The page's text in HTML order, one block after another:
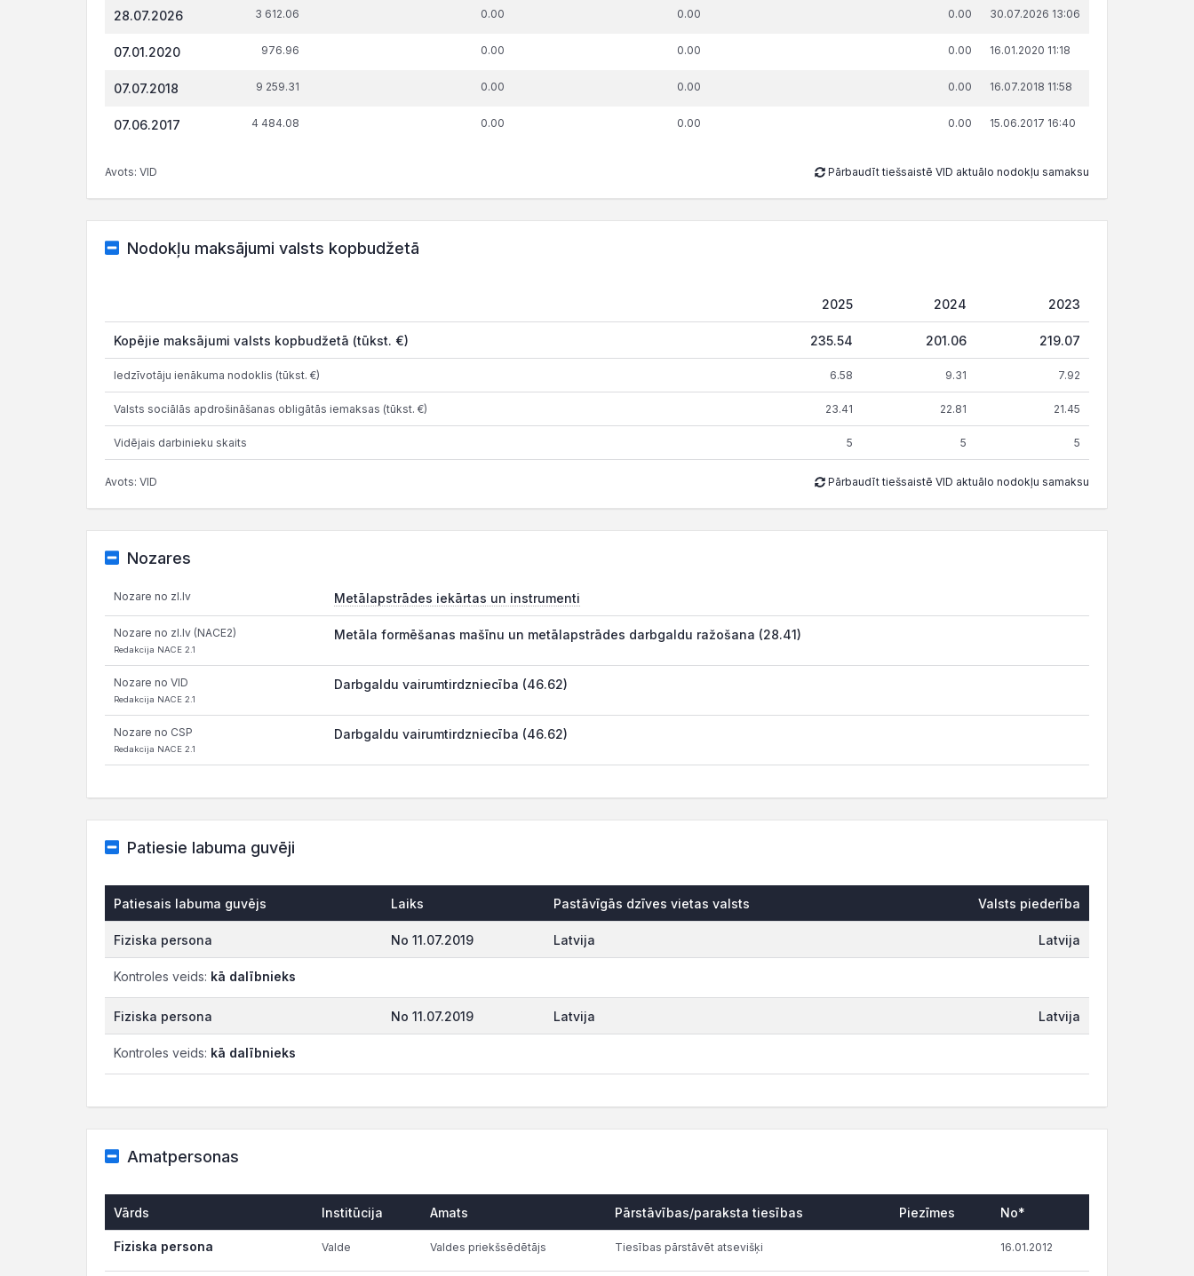
28.07.2026 3 612.06 0.00 0.00 0.00 30.07.2026 13:06
07.01.2020 976.96 0.00 0.00 0.00 16.01.2020 11:18
07.07.2018 9 259.31 0.00 0.00 0.00 16.07.2018 11:58
07.06.2017 4 484.08 0.00 0.00 0.00 15.06.2017 16:40
Avots: VID Pārbaudīt tiešsaistē VID aktuālo nodokļu samaksu
Nodokļu maksājumi valsts kopbudžetā
2025 2024 2023
Kopējie maksājumi valsts kopbudžetā (tūkst. €) 235.54 201.06 219.07
Iedzīvotāju ienākuma nodoklis (tūkst. €) 6.58 9.31 7.92
Valsts sociālās apdrošināšanas obligātās iemaksas (tūkst. €) 23.41 22.81 21.45
Vidējais darbinieku skaits 5 5 5
Avots: VID Pārbaudīt tiešsaistē VID aktuālo nodokļu samaksu
Nozares
Nozare no zl.lv Metālapstrādes iekārtas un instrumenti
Nozare no zl.lv (NACE2)
Redakcija NACE 2.1
Metāla formēšanas mašīnu un metālapstrādes darbgaldu ražošana (28.41)
Nozare no VID
Redakcija NACE 2.1
Darbgaldu vairumtirdzniecība (46.62)
Nozare no CSP
Redakcija NACE 2.1
Darbgaldu vairumtirdzniecība (46.62)
Patiesie labuma guvēji
Patiesais labuma guvējs Laiks Pastāvīgās dzīves vietas valsts Valsts piederība
Fiziska persona No 11.07.2019 Latvija Latvija
Kontroles veids: kā dalībnieks
Fiziska persona No 11.07.2019 Latvija Latvija
Kontroles veids: kā dalībnieks
Amatpersonas
Vārds Institūcija Amats Pārstāvības/paraksta tiesības Piezīmes No*
Fiziska persona Valde Valdes priekšsēdētājs Tiesības pārstāvēt atsevišķi 16.01.2012